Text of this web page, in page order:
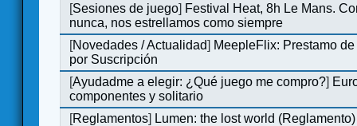
[Sesiones de juego] Festival Heat, 8h Le Mans.
nunca, nos estrellamos como siempre
[Novedades / Actualidad] MeepleFlix: Prestamo
por Suscripción
[Ayudadme a elegir: ¿Qué juego me compro?]
componentes y solitario
[Reglamentos] Lumen: the lost world (Reglamento)